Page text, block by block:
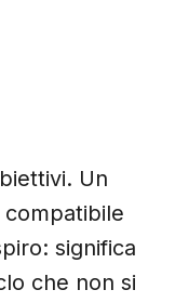
Un
significa
che non si